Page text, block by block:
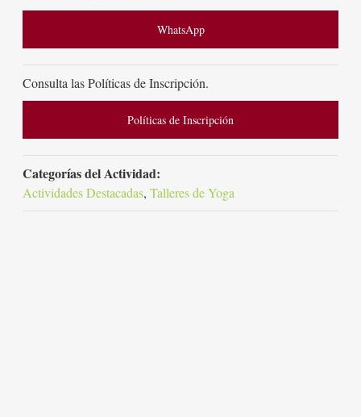
WhatsApp
Consulta las Políticas de Inscripción.
Políticas de Inscripción
Categorías del Actividad:
Actividades Destacadas,Talleres de Yoga